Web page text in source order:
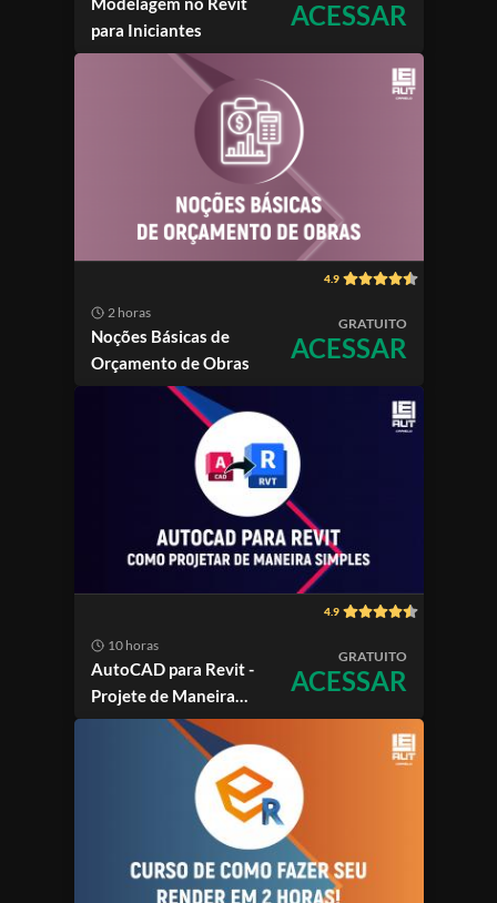
para Iniciantes
ACESSAR
4.9
2 horas
Noções Básicas de
Orçamento de Obras
GRATUITO
ACESSAR
4.9
10 horas
AutoCAD para Revit -
Projete de Maneira
Simples
GRATUITO
ACESSAR